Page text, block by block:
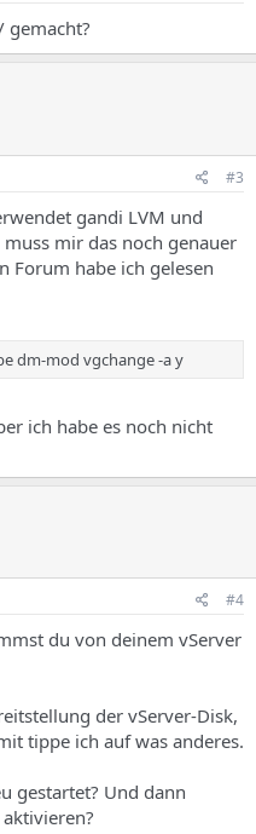
gemacht?
#3
gandi LVM und
mir das noch genauer
Forum habe ich gelesen
dm-mod vgchange -a y
ich habe es noch nicht
#4
du von deinem vServer
der vServer-Disk,
tippe ich auf was anderes.
gestartet? Und dann